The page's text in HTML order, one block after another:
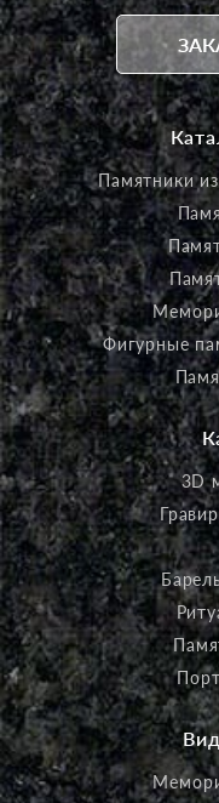
Памятники
Фигурные
3D